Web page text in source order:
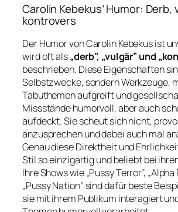
Carolin Kebekus’ Humor: Derb,
kontrovers
Der Humor von Carolin Kebekus ist
wird oft als„derb”, „vulgär” und
beschrieben. Diese Eigenschaften
Selbstzwecke, sondern Werkzeuge,
Tabuthemen aufgreift und
Missstände humorvoll, aber auch
aufdeckt. Sie scheut sich nicht,
anzusprechen und dabei auch mal
Genau diese Direktheit und
Stil so einzigartig und beliebt bei
Ihre Shows wie „Pussy Terror”, „Alpha
„Pussy Nation” sind dafür beste
sie mit ihrem Publikum interagiert